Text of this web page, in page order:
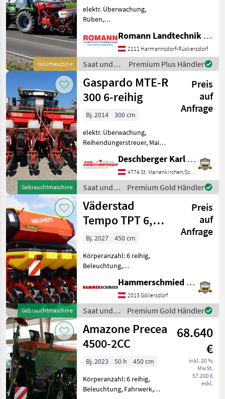
anzeigen
MARKTPLATZ
Marktplatz Händlerangebote Kleinanzeigen
Neumaschine
elektr. Überwachung,
Rüben,
pneumatisch, Mais,
Gummidruckrollen,
Direktsaatausstattung,
Beleuchtung, Körperanzahl:
6 reihig Folgende
Ausstattung: • Inkl
Romann Landtechnik & Nutzfahrzeuge e.U.
2111 Harmannsdorf-Rückersdorf
Saat und
Pflege /
Kverneland
Premium Plus Händler
Gebrauchtmaschine
Gaspardo MTE-R
300 6-reihig
Preis
auf
Anfrage
Bj. 2014
300 cm
elektr. Überwachung,
Reihendüngerstreuer, Mais,
Beleuchtung
PRIVATVERKAUF. Gaspardo
MTE-R 300 6-reihig, Baujahr
2014, inkl. Schneidscheiben
Düngerstre
Deschberger Karl Landtechnik GesmbH & Co KG
4774 St. Marienkirchen/Schärding
Saat und
Pflege /
Gaspardo
Premium Gold Händler
Gebrauchtmaschine
Väderstad
Tempo TPT 6,
Gen. II
Preis
auf
Anfrage
Bj. 2027
450 cm
Körperanzahl: 6 reihig,
Beleuchtung,
Spuranreisser,
Direktsaatausstattung,
Gummidruckrollen, hydr.
klappbar, Mais,
pneumatisch,
Reihendüngerstreuer,
Rüben
Hammerschmied GmbH
2013 Göllersdorf
Saat und
Pflege /
Väderstad
Premium Gold Händler
Amazone Precea
4500-2CC
68.640
€
inkl. 20 %
MwSt.
57.200 €
exkl.
Bj. 2023 50 h
450 cm
Körperanzahl: 6 reihig,
Beleuchtung, Fahrwerk,